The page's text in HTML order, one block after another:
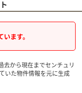
ます。
から現在までセンチュリ
いた物件情報を元に生成